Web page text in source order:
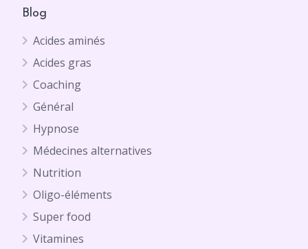
Blog
Acides aminés
Acides gras
Coaching
Général
Hypnose
Médecines alternatives
Nutrition
Oligo-éléments
Super food
Vitamines